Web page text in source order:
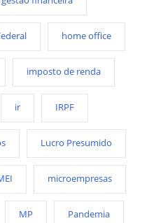
home office
imposto de renda
ir IRPF
Lucro Presumido
microempresas
MP Pandemia